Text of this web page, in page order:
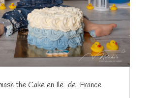
the Cake en Ile-de-France